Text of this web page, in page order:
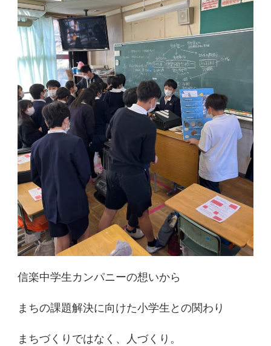
信楽中学生カンパニーの想いから
まちの課題解決に向けた小学生との関わり
まちづくりではなく、人づくり。